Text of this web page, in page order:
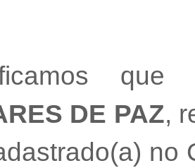
DE PAZ,
no